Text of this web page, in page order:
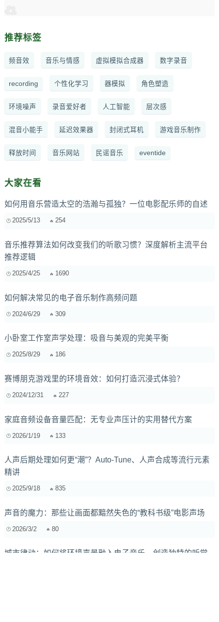
推荐标签
频音效 音乐与情感 虚拟模拟合成器 数字录音
recording 个性化学习 器模拟 角色塑造
环境噪声 录音爱好者 人工智能 层次感
混音小能手 延迟效果器 封闭式耳机 游戏音乐制作
释放时间 音乐网站 民谣音乐 eventide
大家在看
如何用音乐营造太空的浩瀚与孤独？一位电影配乐师的自述
2025/5/13 254
音乐推荐算法如何改变我们的听歌习惯？深度解析主流平台
推荐逻辑
2025/4/25 1690
如何解决常见的电子音乐制作高频问题
2024/6/29 309
小卧室工作室声学处理：吸音与美观的完美平衡
2025/8/29 186
赛博朋克游戏里的环境音效：如何打造沉浸式体验？
2024/12/31 227
家庭音频设备音量匹配：无专业声压计的实用替代方案
2026/1/19 133
人声后期处理如何更“潮”？Auto-Tune、人声合成等流行元素
精讲
2025/9/18 835
声音的魔力：那些让画面都黯然失色的“教科书级”电影声场
2026/3/2 80
城市律动：如何将环境声景融入电子音乐，创造独特的听觉